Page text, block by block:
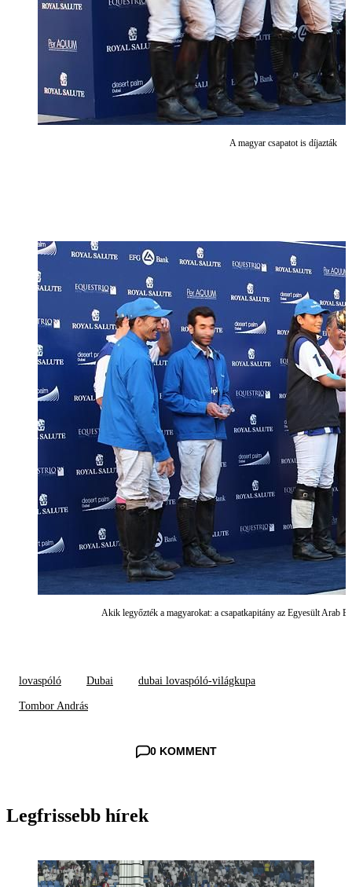
A magyar csapatot is díjazták
Akik legyőzték a magyarokat: a csapatkapitány az Egyesült Arab
lovaspóló Dubai dubai lovaspóló-világkupa
Tombor András
0 KOMMENT
Legfrissebb hírek